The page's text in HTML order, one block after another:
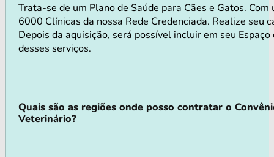
Trata-se de um Plano de Saúde para Cães e Gatos.
6000 Clínicas da nossa Rede Credenciada. Realize seu
Depois da aquisição, será possível incluir em seu
desses serviços.
Quais são as regiões onde posso contratar o
Veterinário?